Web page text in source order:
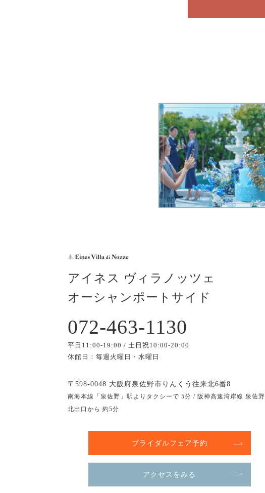
アイネス ヴィラノッツェ
オーシャンポートサイド
072-463-1130
平日11:00-19:00 / 土日祝10:00-20:00
休館日：毎週火曜日・水曜日
〒598-0048 大阪府泉佐野市りんくう往来北6番8
南海本線「泉佐野」駅よりタクシーで 5分 / 阪神高速湾岸線 泉佐野
北出口から 約5分
ブライダルフェア予約
アクセスをみる